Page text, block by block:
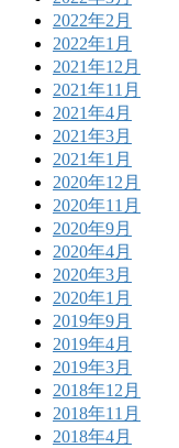
2022年2月
2022年1月
2021年12月
2021年11月
2021年4月
2021年3月
2021年1月
2020年12月
2020年11月
2020年9月
2020年4月
2020年3月
2020年1月
2019年9月
2019年4月
2019年3月
2018年12月
2018年11月
2018年4月